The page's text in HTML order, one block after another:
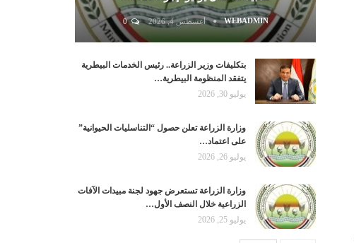
WEBADMIN أغسطس 4, 2026 0
بتكليفات وزير الزراعة.. رئيس الخدمات البيطرية
يتفقد المنظومة البيطرية…
يوليو 30, 2026
وزارة الزراعة تعلن حصول “التناسليات الحيوانية”
على اعتماد…
يوليو 26, 2026
وزارة الزراعة تستعرض جهود لجنة مبيدات الآفات
الزراعية خلال النصف الأول…
يوليو 25, 2026